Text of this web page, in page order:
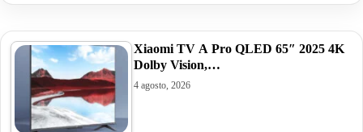
Xiaomi TV A Pro QLED 65″ 2025 4K
Dolby Vision,…
4 agosto, 2026